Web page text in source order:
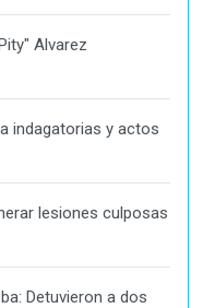
Alvarez
indagatorias y actos
lesiones culposas
Detuvieron a dos